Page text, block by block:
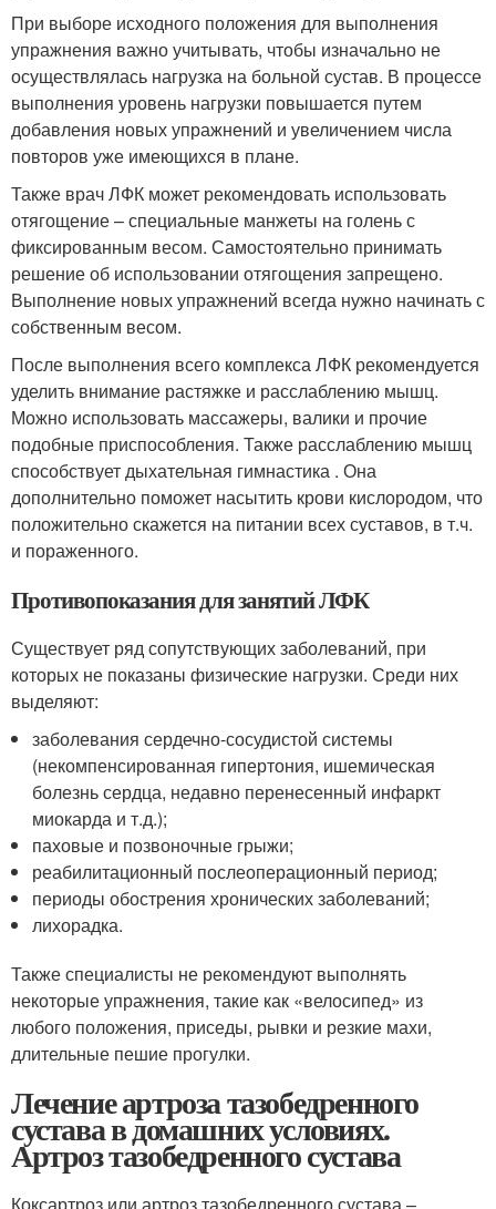
При выборе исходного положения для выполнения
упражнения важно учитывать, чтобы изначально не
осуществлялась нагрузка на больной сустав. В процессе
выполнения уровень нагрузки повышается путем
добавления новых упражнений и увеличением числа
повторов уже имеющихся в плане.
Также врач ЛФК может рекомендовать использовать
отягощение – специальные манжеты на голень с
фиксированным весом. Самостоятельно принимать
решение об использовании отягощения запрещено.
Выполнение новых упражнений всегда нужно начинать с
собственным весом.
После выполнения всего комплекса ЛФК рекомендуется
уделить внимание растяжке и расслаблению мышц.
Можно использовать массажеры, валики и прочие
подобные приспособления. Также расслаблению мышц
способствует дыхательная гимнастика . Она
дополнительно поможет насытить крови кислородом, что
положительно скажется на питании всех суставов, в т.ч.
и пораженного.
Противопоказания для занятий ЛФК
Существует ряд сопутствующих заболеваний, при
которых не показаны физические нагрузки. Среди них
выделяют:
заболевания сердечно-сосудистой системы
(некомпенсированная гипертония, ишемическая
болезнь сердца, недавно перенесенный инфаркт
миокарда и т.д.);
паховые и позвоночные грыжи;
реабилитационный послеоперационный период;
периоды обострения хронических заболеваний;
лихорадка.
Также специалисты не рекомендуют выполнять
некоторые упражнения, такие как «велосипед» из
любого положения, приседы, рывки и резкие махи,
длительные пешие прогулки.
Лечение артроза тазобедренного
сустава в домашних условиях.
Артроз тазобедренного сустава